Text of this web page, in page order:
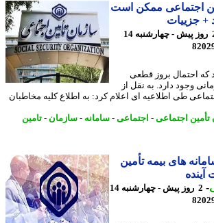
ممکن است
2 روز پیش - چهارشنبه 14
بروز قطعی
دارد. به نقل از
طی اطلاعیه ای اعلام کرد: به اطلاع کلیه مخاطبان
اجتماعی-اجتماعی-سامانه-سازمان -تامین
های بیمه تأمین
2 روز پیش - چهارشنبه 14